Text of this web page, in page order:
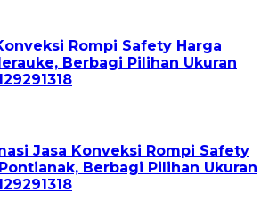
Rompi Safety Harga
Berbagi Pilihan Ukuran
Jasa Konveksi Rompi Safety
Berbagi Pilihan Ukuran